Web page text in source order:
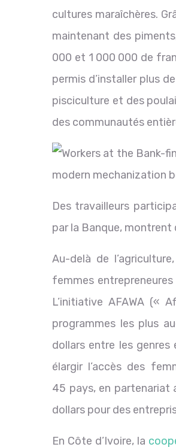
cultures maraîchères.
maintenant des
000 et 1 000 000 de
permis d’installer plus
pisciculture et des
des communautés
Des travailleurs
par la Banque,
Au-delà de
femmes
L’initiative AFAWA («
programmes les plus
dollars entre les
élargir l’accès des
45 pays, en partenariat
dollars pour des
En Côte d’Ivoire, la